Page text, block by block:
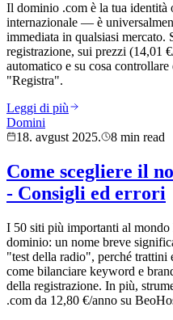
Il dominio .com è la tua
internazionale — è
immediata in qualsiasi
registrazione, sui prezzi (14,01
automatico e su cosa
"Registra".
Leggi di più
Domini
18. avgust 2025.
8 min read
Come scegliere il
- Consigli ed errori
I 50 siti più importanti al mondo
dominio: un nome breve
"test della radio", perché
come bilanciare keyword e
della registrazione. In più,
.com da 12,80 €/anno su